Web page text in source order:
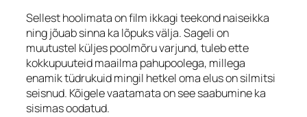
Sellest hoolimata on film ikkagi teekond naiseikka
ning jõuab sinna ka lõpuks välja. Sageli on
muutustel küljes poolmõru varjund, tuleb ette
kokkupuuteid maailma pahupoolega, millega
enamik tüdrukuid mingil hetkel oma elus on silmitsi
seisnud. Kõigele vaatamata on see saabumine ka
sisimas oodatud.